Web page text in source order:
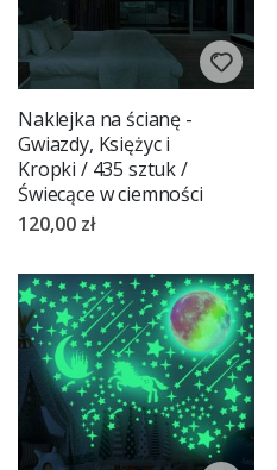
Naklejka na ścianę -
Gwiazdy, Księżyc i
Kropki / 435 sztuk /
Świecące w ciemności
120,00 zł